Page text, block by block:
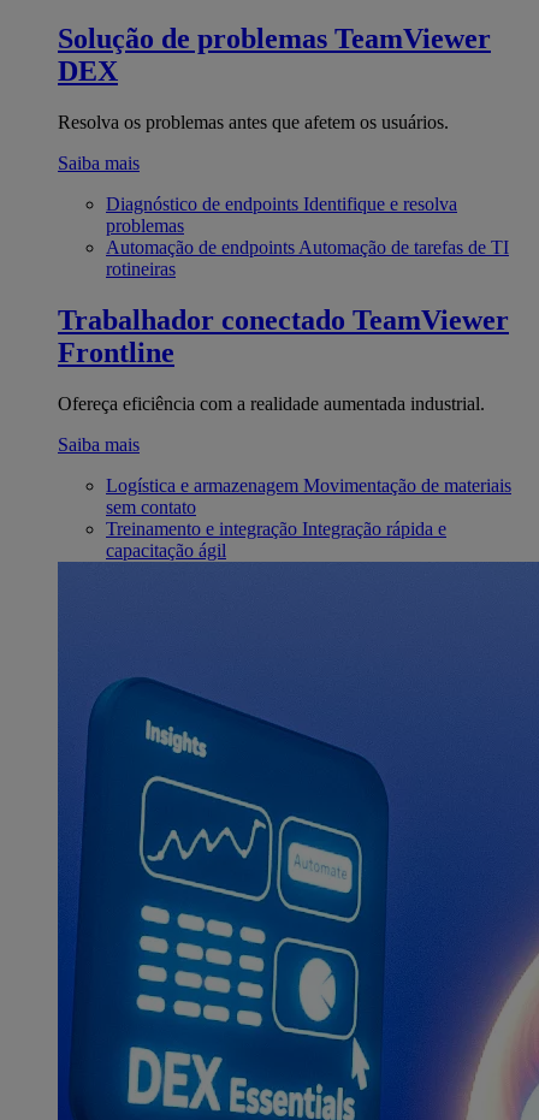
Solução de problemas TeamViewer
DEX
Resolva os problemas antes que afetem os usuários.
Saiba mais
Diagnóstico de endpoints Identifique e resolva
problemas
Automação de endpoints Automação de tarefas de TI
rotineiras
Trabalhador conectado TeamViewer
Frontline
Ofereça eficiência com a realidade aumentada industrial.
Saiba mais
Logística e armazenagem Movimentação de materiais
sem contato
Treinamento e integração Integração rápida e
capacitação ágil